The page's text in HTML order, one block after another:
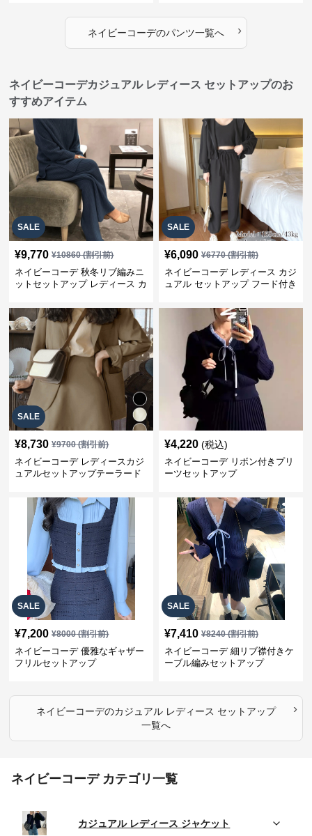
ネイビーコーデのパンツ一覧へ ›
ネイビーコーデカジュアル レディース セットアップのお
すすめアイテム
SALE
¥9,770 ¥10860(割引前)
ネイビーコーデ 秋冬リブ編みニ
ットセットアップ レディース カ
SALE
¥6,090 ¥6770(割引前)
ネイビーコーデ レディース カジ
ュアル セットアップ フード付き
SALE
¥8,730 ¥9700(割引前)
ネイビーコーデ レディースカジ
ュアルセットアップテーラード
¥4,220 (税込)
ネイビーコーデ リボン付きプリ
ーツセットアップ
SALE
¥7,200 ¥8000(割引前)
ネイビーコーデ 優雅なギャザー
フリルセットアップ
SALE
¥7,410 ¥8240(割引前)
ネイビーコーデ 細リブ襟付きケ
ーブル編みセットアップ
ネイビーコーデのカジュアル レディース セットアップ
一覧へ
›
ネイビーコーデ カテゴリ一覧
カジュアル レディース ジャケット